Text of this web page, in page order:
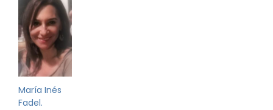
María Inés
Fadel.